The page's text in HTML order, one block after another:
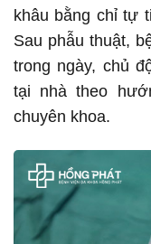
khâu bằng chỉ tự
Sau phẫu thuật,
trong ngày, chủ
tại nhà theo
chuyên khoa.